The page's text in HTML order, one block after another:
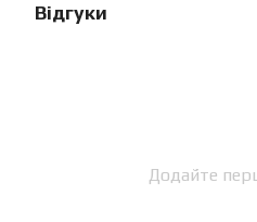
Відгуки
Додайте